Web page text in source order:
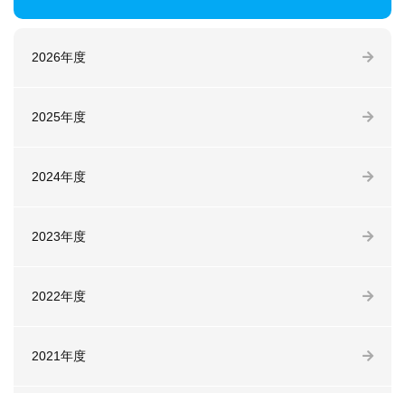
2026年度
2025年度
2024年度
2023年度
2022年度
2021年度